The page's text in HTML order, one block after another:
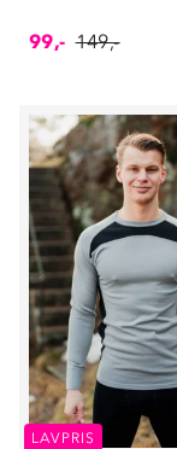
99,- 149,-
LAVPRIS
Om Stormberg